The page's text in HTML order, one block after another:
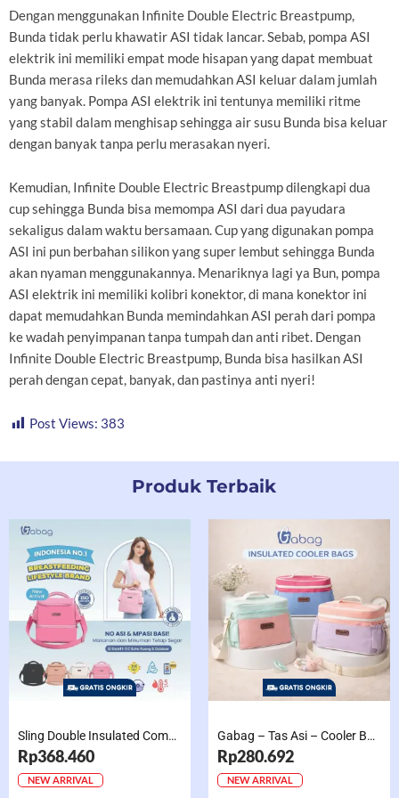
Dengan menggunakan Infinite Double Electric Breastpump,
Bunda tidak perlu khawatir ASI tidak lancar. Sebab, pompa ASI
elektrik ini memiliki empat mode hisapan yang dapat membuat
Bunda merasa rileks dan memudahkan ASI keluar dalam jumlah
yang banyak. Pompa ASI elektrik ini tentunya memiliki ritme
yang stabil dalam menghisap sehingga air susu Bunda bisa keluar
dengan banyak tanpa perlu merasakan nyeri.
Kemudian, Infinite Double Electric Breastpump dilengkapi dua
cup sehingga Bunda bisa memompa ASI dari dua payudara
sekaligus dalam waktu bersamaan. Cup yang digunakan pompa
ASI ini pun berbahan silikon yang super lembut sehingga Bunda
akan nyaman menggunakannya. Menariknya lagi ya Bun, pompa
ASI elektrik ini memiliki kolibri konektor, di mana konektor ini
dapat memudahkan Bunda memindahkan ASI perah dari pompa
ke wadah penyimpanan tanpa tumpah dan anti ribet. Dengan
Infinite Double Electric Breastpump, Bunda bisa hasilkan ASI
perah dengan cepat, banyak, dan pastinya anti nyeri!
Post Views: 383
Produk Terbaik
Sling Double Insulated Compartment Cappucino Black, Creamy, Salem, Chocolate
Rp368.460
NEW ARRIVAL
Gabag – Tas Asi – Cooler Bag Sling Single Compartment Mint Grape Bubble
Rp280.692
NEW ARRIVAL